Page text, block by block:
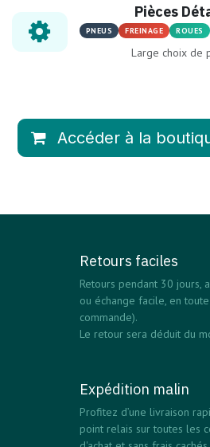
Pièces
PNEUS FREINAGE ROUES
Large choix de
Accéder à la
Retours faciles
Retours pendant 30 jours,
ou échange facile, en
commande).
Le retour sera déduit du
Expédition malin
Profitez d’une livraison
point relais sur toutes les